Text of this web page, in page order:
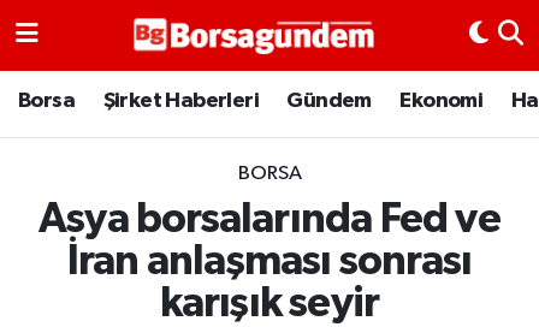
Borsa Şirket Haberleri Gündem Ekonomi
BORSA
Asya borsalarında Fed ve
İran anlaşması sonrası
karışık seyir
Borsa
Emtia
Galeri